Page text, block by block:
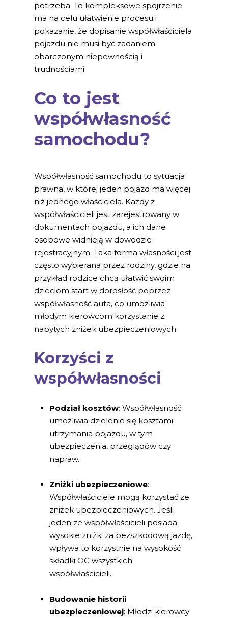
potrzeba. To kompleksowe spojrzenie
ma na celu ułatwienie procesu i
pokazanie, że dopisanie współwłaściciela
pojazdu nie musi być zadaniem
obarczonym niepewnością i
trudnościami.
Co to jest
współwłasność
samochodu?
Współwłasność samochodu to sytuacja
prawna, w której jeden pojazd ma więcej
niż jednego właściciela. Każdy z
współwłaścicieli jest zarejestrowany w
dokumentach pojazdu, a ich dane
osobowe widnieją w dowodzie
rejestracyjnym. Taka forma własności jest
często wybierana przez rodziny, gdzie na
przykład rodzice chcą ułatwić swoim
dzieciom start w dorosłość poprzez
współwłasność auta, co umożliwia
młodym kierowcom korzystanie z
nabytych zniżek ubezpieczeniowych.
Korzyści z
współwłasności
Podział kosztów: Współwłasność
umożliwia dzielenie się kosztami
utrzymania pojazdu, w tym
ubezpieczenia, przeglądów czy
napraw.
Zniżki ubezpieczeniowe:
Współwłaściciele mogą korzystać ze
zniżek ubezpieczeniowych. Jeśli
jeden ze współwłaścicieli posiada
wysokie zniżki za bezszkodową jazdę,
wpływa to korzystnie na wysokość
składki OC wszystkich
współwłaścicieli.
Budowanie historii
ubezpieczeniowej: Młodzi kierowcy